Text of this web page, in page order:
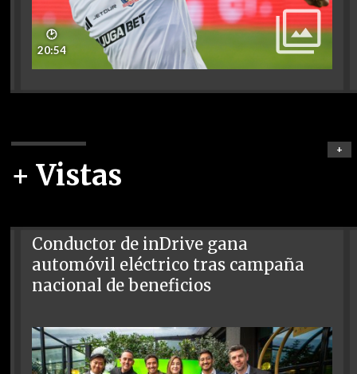
🕑
20:54
+ Vistas
+
Conductor de inDrive gana
automóvil eléctrico tras campaña
nacional de beneficios